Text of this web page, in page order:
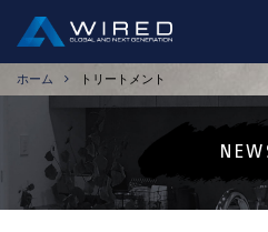
ホーム トリートメント